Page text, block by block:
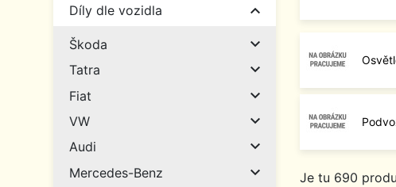
Díly dle vozidla

Škoda 
Tatra 
Fiat 
VW 
Audi 
Mercedes-Benz  Je tu 690